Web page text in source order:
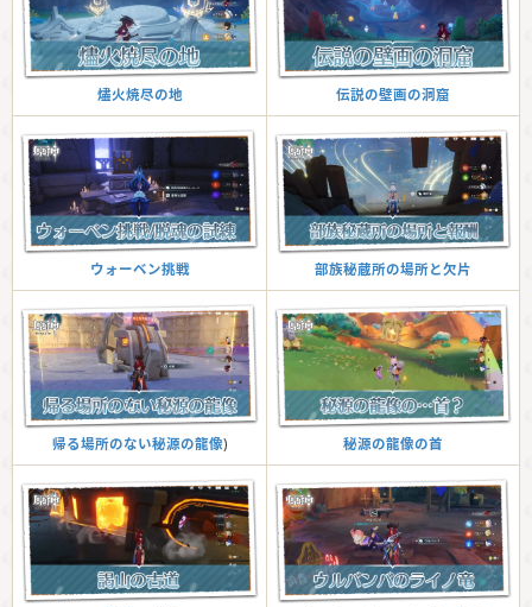
燼火焼尽の地 伝説の壁画の洞窟
ウォーベン挑戦 部族秘蔵所の場所と欠片
帰る場所のない秘源の龍像) 秘源の龍像の首